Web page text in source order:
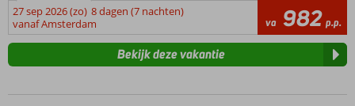
27 sep 2026 (zo) 8 dagen (7 nachten)
vanaf Amsterdam
va 982 p.p.
Bekijk deze vakantie